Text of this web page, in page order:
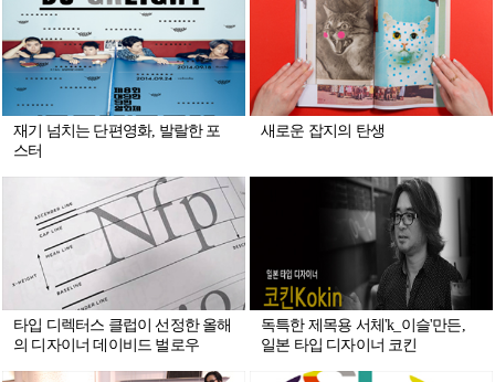
재기 넘치는 단편영화, 발랄한 포
스터
새로운 잡지의 탄생
타입 디렉터스 클럽이 선정한 올해
의 디자이너 데이비드 벌로우
독특한 제목용 서체'k_이슬'만든,
일본 타입 디자이너 코킨